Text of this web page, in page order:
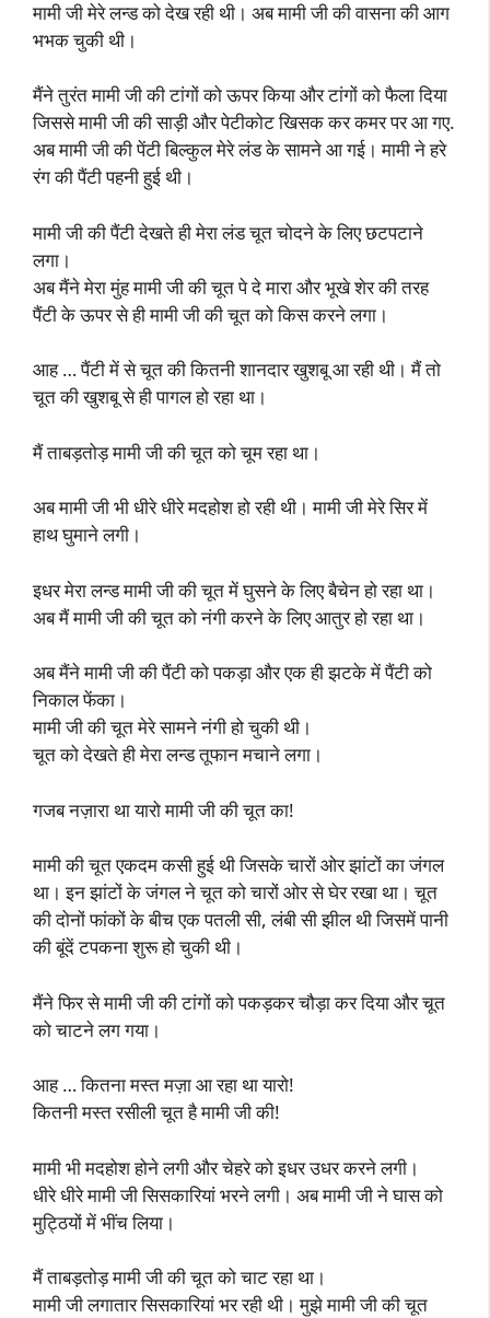
मामी जी मेरे लन्ड को देख रही थी। अब मामी जी की वासना की आग
भभक चुकी थी।
मैंने तुरंत मामी जी की टांगों को ऊपर किया और टांगों को फैला दिया
जिससे मामी जी की साड़ी और पेटीकोट खिसक कर कमर पर आ गए.
अब मामी जी की पेंटी बिल्कुल मेरे लंड के सामने आ गई। मामी ने हरे
रंग की पैंटी पहनी हुई थी।
मामी जी की पैंटी देखते ही मेरा लंड चूत चोदने के लिए छटपटाने
लगा।
अब मैंने मेरा मुंह मामी जी की चूत पे दे मारा और भूखे शेर की तरह
पैंटी के ऊपर से ही मामी जी की चूत को किस करने लगा।
आह … पैंटी में से चूत की कितनी शानदार खुशबू आ रही थी। मैं तो
चूत की खुशबू से ही पागल हो रहा था।
मैं ताबड़तोड़ मामी जी की चूत को चूम रहा था।
अब मामी जी भी धीरे धीरे मदहोश हो रही थी। मामी जी मेरे सिर में
हाथ घुमाने लगी।
इधर मेरा लन्ड मामी जी की चूत में घुसने के लिए बैचेन हो रहा था।
अब मैं मामी जी की चूत को नंगी करने के लिए आतुर हो रहा था।
अब मैंने मामी जी की पैंटी को पकड़ा और एक ही झटके में पैंटी को
निकाल फेंका।
मामी जी की चूत मेरे सामने नंगी हो चुकी थी।
चूत को देखते ही मेरा लन्ड तूफान मचाने लगा।
गजब नज़ारा था यारो मामी जी की चूत का!
मामी की चूत एकदम कसी हुई थी जिसके चारों ओर झांटों का जंगल
था। इन झांटों के जंगल ने चूत को चारों ओर से घेर रखा था। चूत
की दोनों फांकों के बीच एक पतली सी, लंबी सी झील थी जिसमें पानी
की बूंदें टपकना शुरू हो चुकी थी।
मैंने फिर से मामी जी की टांगों को पकड़कर चौड़ा कर दिया और चूत
को चाटने लग गया।
आह … कितना मस्त मज़ा आ रहा था यारो!
कितनी मस्त रसीली चूत है मामी जी की!
मामी भी मदहोश होने लगी और चेहरे को इधर उधर करने लगी।
धीरे धीरे मामी जी सिसकारियां भरने लगी। अब मामी जी ने घास को
मुट्ठियों में भींच लिया।
मैं ताबड़तोड़ मामी जी की चूत को चाट रहा था।
मामी जी लगातार सिसकारियां भर रही थी। मुझे मामी जी की चूत